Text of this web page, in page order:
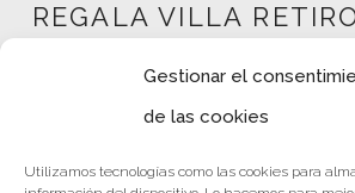
Gestionar el
de las cookies
Utilizamos tecnologías como las cookies para
REGALA VILLA
Tienda